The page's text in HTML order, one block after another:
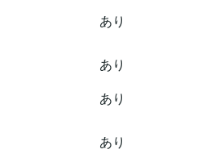
あり
あり
あり
あり